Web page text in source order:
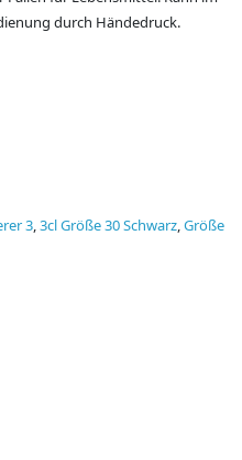
durch Händedruck.
3,3cl Größe 30 Schwarz,Größe